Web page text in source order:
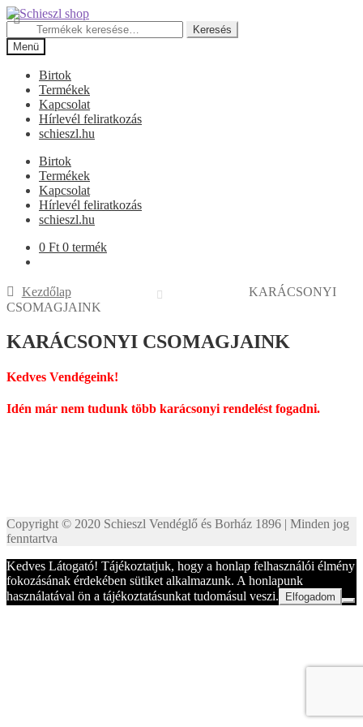
Ugrás
navigációhoz
Kilépés
tartalomba
Keresés
a
következőre:
Keresés
Menü
Birtok
Termékek
Kapcsolat
Hírlevél feliratkozás
schieszl.hu
Birtok
Termékek
Kapcsolat
Hírlevél feliratkozás
schieszl.hu
0 Ft 0 termék
Kezdőlap
KARÁCSONYI
CSOMAGJAINK
KARÁCSONYI CSOMAGJAINK
Kedves Vendégeink!
Idén már nem tudunk több karácsonyi rendelést fogadni.
Copyright © 2020 Schieszl Vendéglő és Borház 1896 | Minden jog
fenntartva
Kedves Látogató! Tájékoztatjuk, hogy a honlap felhasználói élmény
fokozásának érdekében sütiket alkalmazunk. A honlapunk
használatával ön a tájékoztatásunkat tudomásul veszi.
Elfogadom